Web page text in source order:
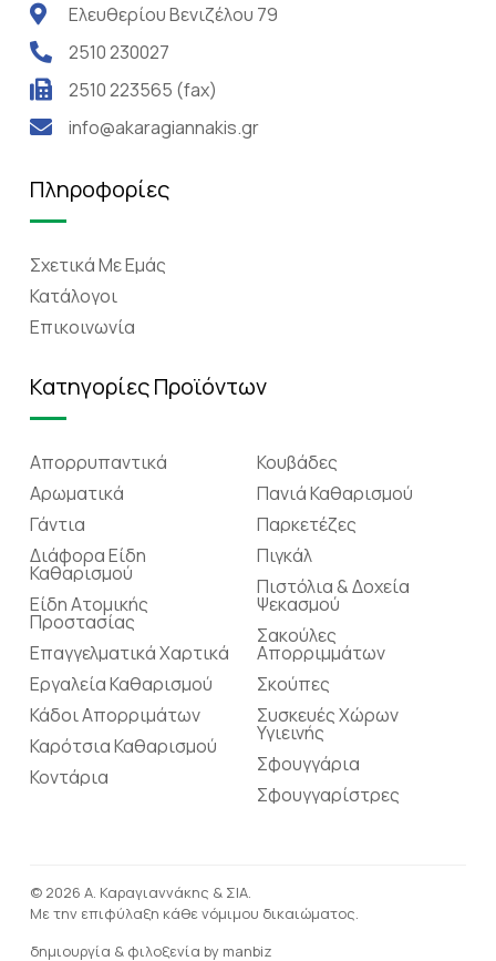
Ελευθερίου Βενιζέλου 79
2510 230027
2510 223565 (fax)
info@akaragiannakis.gr
Πληροφορίες
Σχετικά Mε Eμάς
Κατάλογοι
Επικοινωνία
Κατηγορίες Προϊόντων
Απορρυπαντικά
Αρωματικά
Γάντια
Διάφορα Είδη
Καθαρισμού
Είδη Ατομικής
Προστασίας
Επαγγελματικά Χαρτικά
Εργαλεία Καθαρισμού
Κάδοι Απορριμάτων
Καρότσια Καθαρισμού
Κοντάρια
Κουβάδες
Πανιά Καθαρισμού
Παρκετέζες
Πιγκάλ
Πιστόλια & Δοχεία
Ψεκασμού
Σακούλες
Απορριμμάτων
Σκούπες
Συσκευές Χώρων
Υγιεινής
Σφουγγάρια
Σφουγγαρίστρες
© 2026 Α. Καραγιαννάκης & ΣΙΑ.
Με την επιφύλαξη κάθε νόμιμου δικαιώματος.
δημιουργία & φιλοξενία by manbiz